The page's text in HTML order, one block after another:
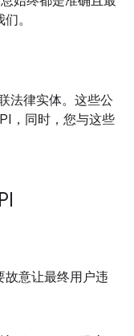
。
法律实体。这些公
，同时，您与这些
故意让最终用户违